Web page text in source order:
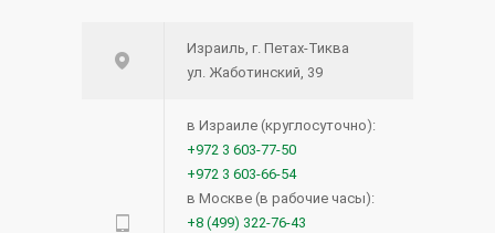
Израиль, г. Петах-Тиква
ул. Жаботинский, 39
в Израиле (круглосуточно):
+972 3 603-77-50
+972 3 603-66-54
в Москве (в рабочие часы):
+8 (499) 322-76-43